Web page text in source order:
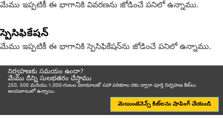
మేము ఇప్పటికీ ఈ భాగానికి వివరణను జోడించే పనిలో ఉన్నాము.
స్పెసిఫికేషన్
మేము ఇప్పటికీ ఈ భాగానికి స్పెసిఫికేషన్‌ను జోడించే పనిలో ఉన్నాము.
నిర్వహణకు సమయం ఉందా?
మేము దీన్ని సులభతరం చేస్తాము
250, 500 మరియు 1,000-గంటల విరామాలతో సహా పరికరాల రకం ద్వారా పూర్తి నిర్వహణ కిట్‌లు
అందుబాటులో ఉన్నాయి.
మెయింటెనెన్స్ కిట్‌లను షాపింగ్ చేయండి